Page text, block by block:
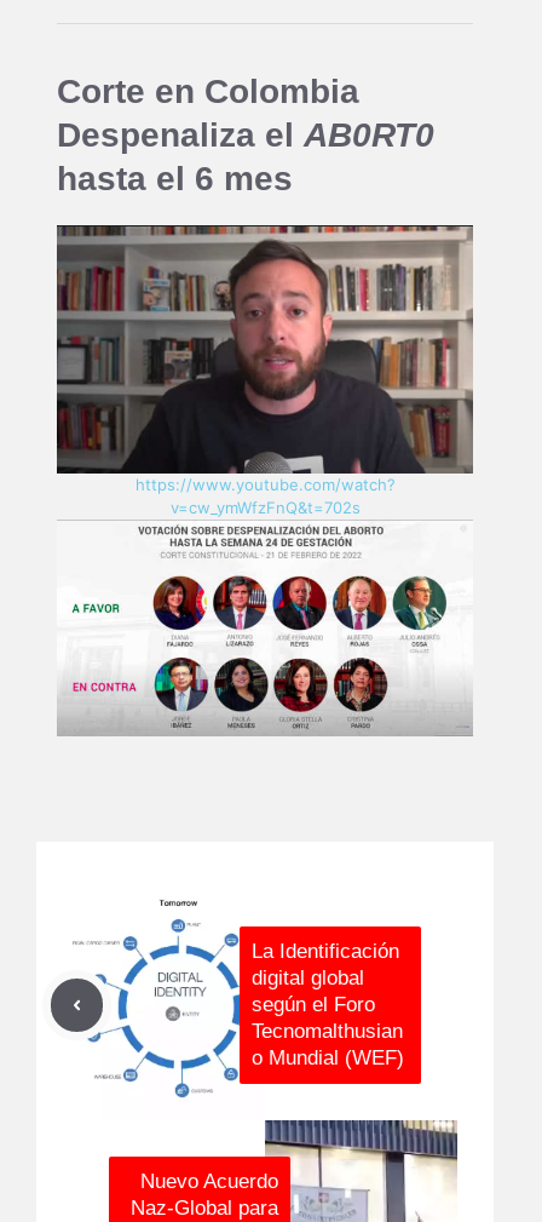
Corte en Colombia
Despenaliza el AB0RT0
hasta el 6 mes
https://www.youtube.com/watch?
v=cw_ymWfzFnQ&t=702s
La Identificación
digital global
según el Foro
Tecnomalthusian
o Mundial (WEF)
Nuevo Acuerdo
Naz-Global para